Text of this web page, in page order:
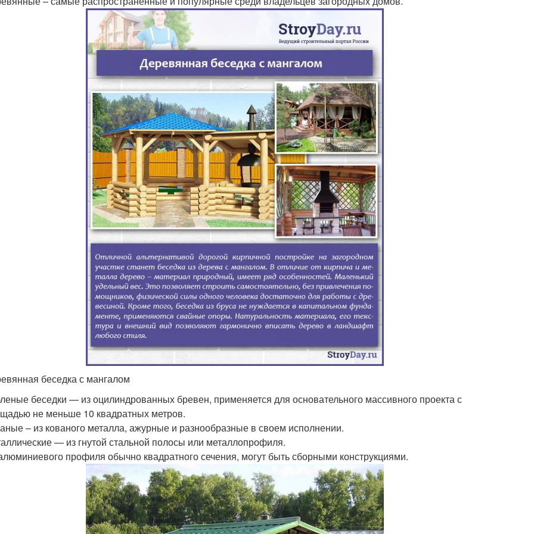
беседка с мангалом
беседки — из оцилиндрованных бревен, применяется для основательного массивного проекта с
не меньше 10 квадратных метров.
– из кованого металла, ажурные и разнообразные в своем исполнении.
— из гнутой стальной полосы или металлопрофиля.
профиля обычно квадратного сечения, могут быть сборными конструкциями.